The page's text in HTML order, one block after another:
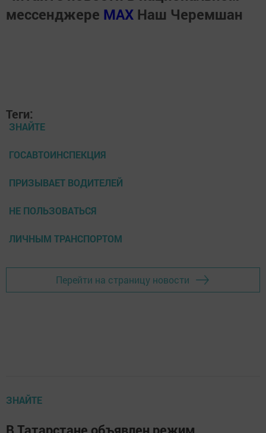
мессенджере MАХ Наш Черемшан
Теги:
ЗНАЙТЕ
ГОСАВТОИНСПЕКЦИЯ
ПРИЗЫВАЕТ ВОДИТЕЛЕЙ
НЕ ПОЛЬЗОВАТЬСЯ
ЛИЧНЫМ ТРАНСПОРТОМ
Перейти на страницу новости
ЗНАЙТЕ
В Татарстане объявлен режим